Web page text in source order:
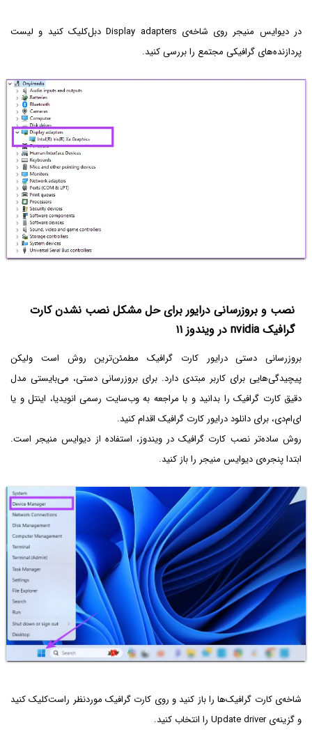
در دیوایس منیجر روی شاخه‌ی Display adapters دبل‌کلیک کنید و لیست
پردازنده‌های گرافیکی مجتمع را بررسی کنید.
نصب و بروزرسانی درایور برای حل مشکل نصب نشدن کارت
گرافیک nvidia در ویندوز ۱۱
بروزرسانی دستی درایور کارت گرافیک مطمئن‌ترین روش است ولیکن
پیچیدگی‌هایی برای کاربر مبتدی دارد. برای بروزرسانی دستی، می‌بایستی مدل
دقیق کارت گرافیک را بدانید و با مراجعه به وب‌سایت رسمی انویدیا، اینتل و یا
ای‌ام‌دی، برای دانلود درایور کارت گرافیک اقدام کنید.
روش ساده‌تر نصب کارت گرافیک در ویندوز، استفاده از دیوایس منیجر است.
ابتدا پنجره‌ی دیوایس منیجر را باز کنید.
شاخه‌ی کارت گرافیک‌ها را باز کنید و روی کارت گرافیک موردنظر راست‌کلیک کنید
و گزینه‌ی Update driver را انتخاب کنید.